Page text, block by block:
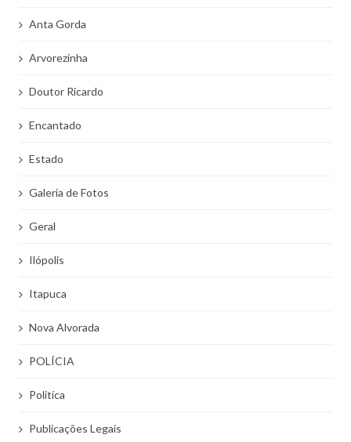
Anta Gorda
Arvorezinha
Doutor Ricardo
Encantado
Estado
Galeria de Fotos
Geral
Ilópolis
Itapuca
Nova Alvorada
POLÍCIA
Politíca
Publicações Legais